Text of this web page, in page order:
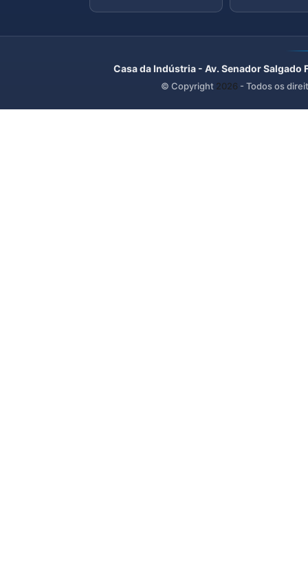
Casa da Indústria - Av. Senador
© Copyright 2026 - Todos os